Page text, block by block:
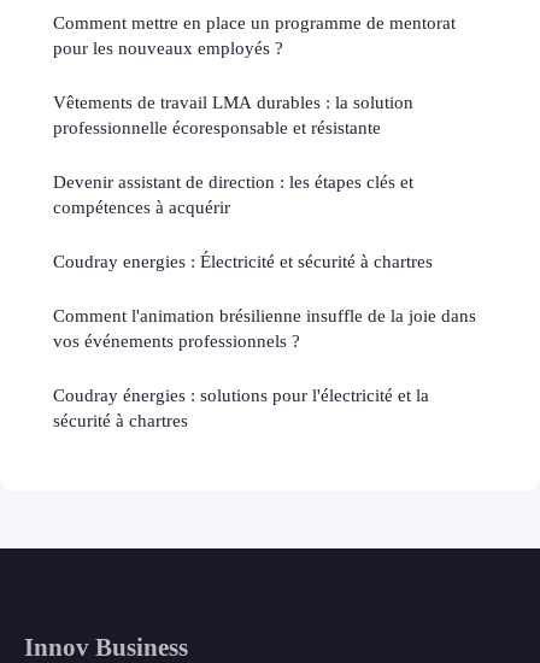
Comment mettre en place un programme de mentorat
pour les nouveaux employés ?
Vêtements de travail LMA durables : la solution
professionnelle écoresponsable et résistante
Devenir assistant de direction : les étapes clés et
compétences à acquérir
Coudray energies : Électricité et sécurité à chartres
Comment l'animation brésilienne insuffle de la joie dans
vos événements professionnels ?
Coudray énergies : solutions pour l'électricité et la
sécurité à chartres
Innov Business